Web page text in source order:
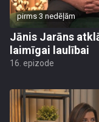
pirms 3 nedēļām
Jānis Jarāns
laimīgai laulībai
16. epizode